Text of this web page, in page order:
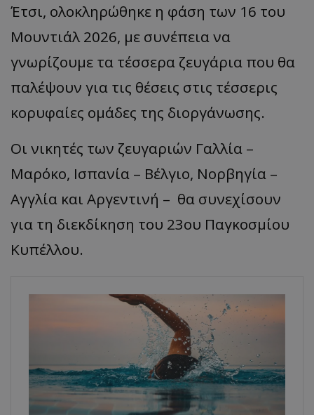
Έτσι, ολοκληρώθηκε η φάση των 16 του
Μουντιάλ 2026, με συνέπεια να
γνωρίζουμε τα τέσσερα ζευγάρια που θα
παλέψουν για τις θέσεις στις τέσσερις
κορυφαίες ομάδες της διοργάνωσης.
Οι νικητές των ζευγαριών Γαλλία –
Μαρόκο, Ισπανία – Βέλγιο, Νορβηγία –
Αγγλία και Αργεντινή – θα συνεχίσουν
για τη διεκδίκηση του 23ου Παγκοσμίου
Κυπέλλου.